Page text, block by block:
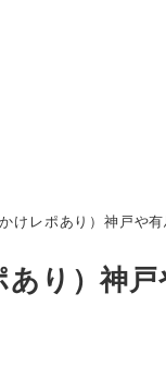
けレポあり）神戸や
り）神戸